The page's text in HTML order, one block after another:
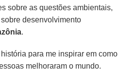
sobre as questões ambientais,
desenvolvimento
.
para me inspirar em como
melhoraram o mundo.